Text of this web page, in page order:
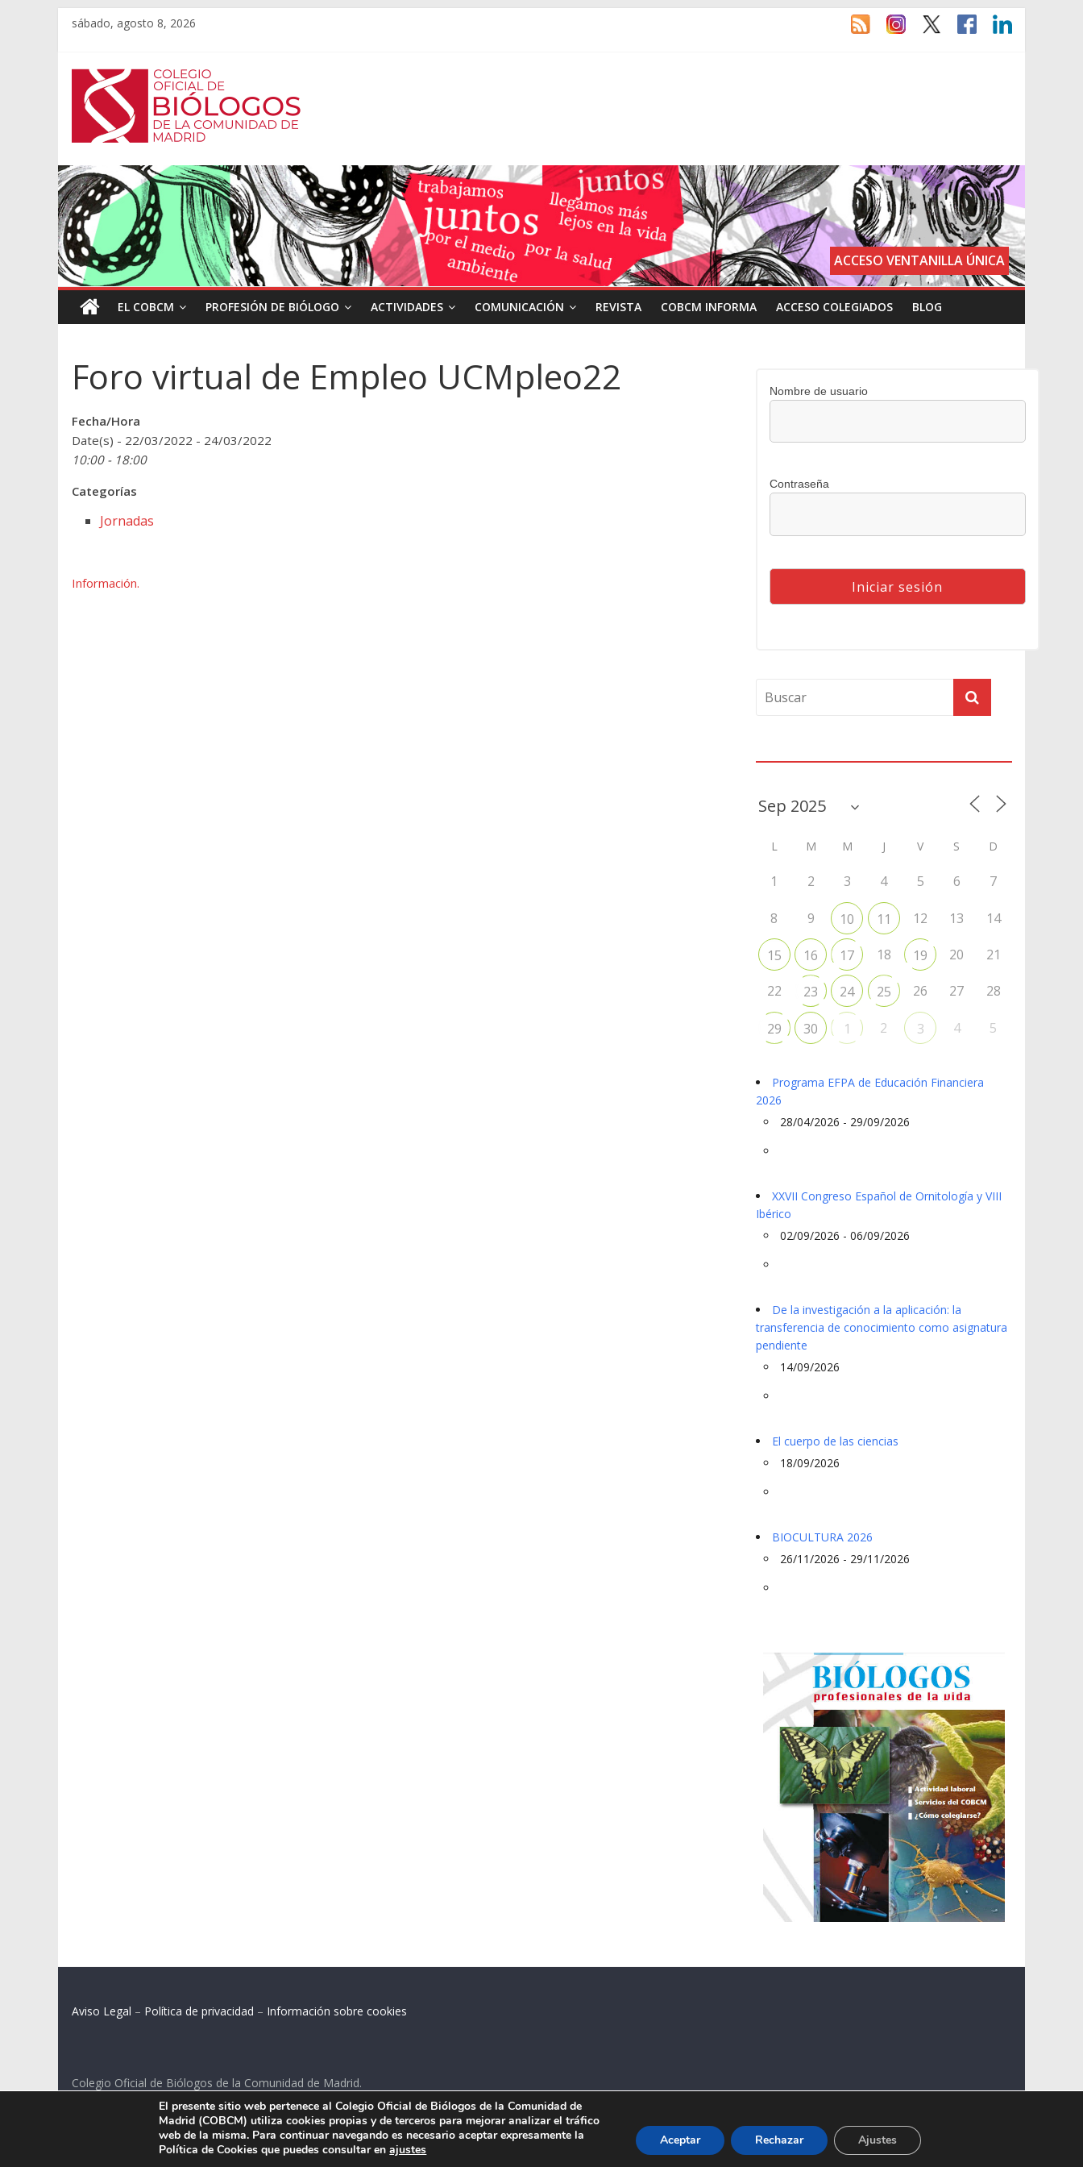
sábado, agosto 8, 2026
ACCESO VENTANILLA ÚNICA
EL COBCM PROFESIÓN DE BIÓLOGO ACTIVIDADES COMUNICACIÓN REVISTA COBCM INFORMA ACCESO COLEGIADOS BLOG
Foro virtual de Empleo UCMpleo22
Fecha/Hora
Date(s) - 22/03/2022 - 24/03/2022
10:00 - 18:00
Categorías
Jornadas
Información.
Nombre de usuario
Contraseña
L M M J V S D
1 2 3 4 5 6 7
8 9 10 11 12 13 14
15 16 17 18 19 20 21
22 23 24 25 26 27 28
29 30 1 2 3 4 5
Programa EFPA de Educación Financiera
2026
28/04/2026 - 29/09/2026
XXVII Congreso Español de Ornitología y VIII
Ibérico
02/09/2026 - 06/09/2026
De la investigación a la aplicación: la
transferencia de conocimiento como asignatura
pendiente
14/09/2026
El cuerpo de las ciencias
18/09/2026
BIOCULTURA 2026
26/11/2026 - 29/11/2026
Aviso Legal – Política de privacidad – Información sobre cookies
Colegio Oficial de Biólogos de la Comunidad de Madrid.
C/ Santa Engracia 108, 2º int.izq. 28003 Madrid.
El presente sitio web pertenece al Colegio Oficial de Biólogos de la Comunidad de
Madrid (COBCM) utiliza cookies propias y de terceros para mejorar analizar el tráfico
web de la misma. Para continuar navegando es necesario aceptar expresamente la
Política de Cookies que puedes consultar enajustes
Aceptar Rechazar Ajustes